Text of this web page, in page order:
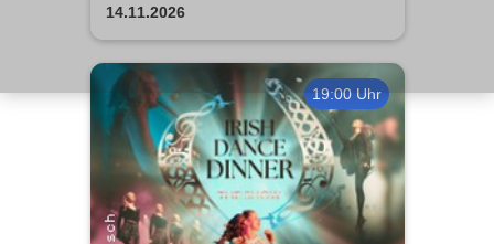
14.11.2026
19:00 Uhr